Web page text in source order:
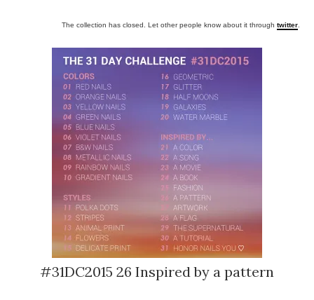
The collection has closed. Let other people know about it through twitter
#31DC2015 26 Inspired by a pattern